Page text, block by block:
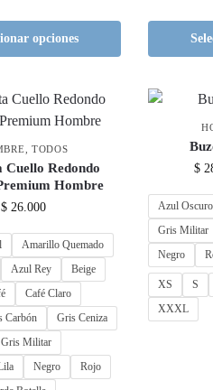
opciones
TODOS
Cuello Redondo
Hombre
$26.000
Amarillo Quemado
Azul Rey
Beige
Café Claro
Carbón
Gris Ceniza
Gris Militar
Negro
Rojo
$
Azul Oscuro
Gris Militar
Negro
XS S
XXXL